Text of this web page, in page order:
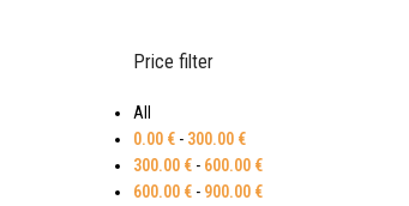
Price filter
All
0.00 € - 300.00 €
300.00 € - 600.00 €
600.00 € - 900.00 €